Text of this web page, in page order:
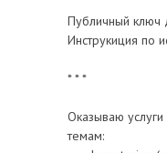
Публичный ключ
Инструкиция по
* * *
Оказываю услуги
темам: